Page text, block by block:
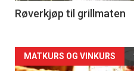
4
Røverkjøp til grillmaten
Forsiden
MATKURS OG VINKURS